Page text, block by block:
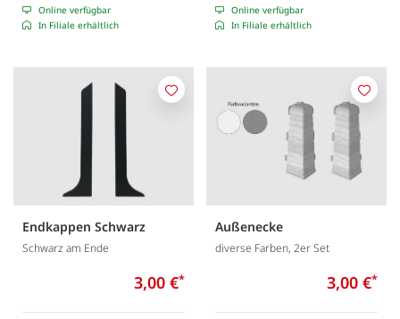
Online verfügbar
In Filiale erhältlich
Online verfügbar
In Filiale erhältlich
Endkappen Schwarz
Schwarz am Ende
3,00 €*
Merken
Außenecke
diverse Farben, 2er Set
3,00 €*